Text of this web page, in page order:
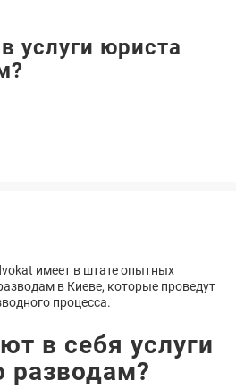
услуги юриста
имеет в штате опытных
в Киеве, которые проведут
процесса.
в себя услуги
разводам?